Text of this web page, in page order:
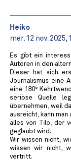
Heiko
mer. 12 nov. 2025,
Es gibt ein
Autoren in den
Dieser hat sich
Journalismus eine
eine 180°
seriöse Quelle
übernehmen, weil
ausreicht, kann
alles von Tilo, der
geglaubt wird.
Wir wissen nicht,
wissen wir nicht,
vertritt.